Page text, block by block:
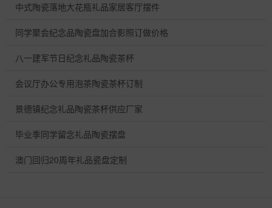
中式陶瓷落地大花瓶礼品家居客厅摆件
同学聚会纪念品陶瓷盘加合影照订做价格
八一建军节日纪念礼品陶瓷茶杯
会议厅办公专用泡茶陶瓷茶杯订制
景德镇纪念礼品陶瓷茶杯供应厂家
毕业季同学留念礼品陶瓷摆盘
澳门回归20周年礼品瓷盘定制